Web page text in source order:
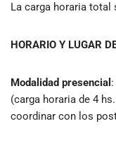
La carga horaria total
HORARIO Y LUGAR
Modalidad presencial
(carga horaria de 4
coordinar con los